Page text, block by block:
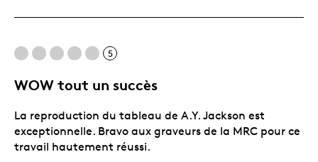
qualité
5
WOW tout un succès
La reproduction du tableau de A.Y. Jackson est
exceptionnelle. Bravo aux graveurs de la MRC pour ce
travail hautement réussi.